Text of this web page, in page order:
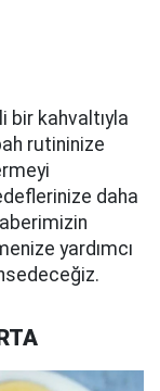
bir kahvaltıyla
rutininize
daha
yardımcı